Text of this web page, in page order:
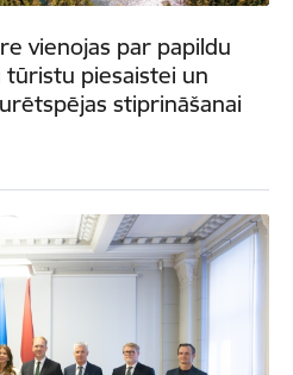
vienojas par papildu
piesaistei un
stiprināšanai